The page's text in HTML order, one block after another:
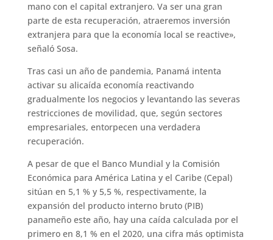
mano con el capital extranjero. Va ser una gran
parte de esta recuperación, atraeremos inversión
extranjera para que la economía local se reactive»,
señaló Sosa.
Tras casi un año de pandemia, Panamá intenta
activar su alicaída economía reactivando
gradualmente los negocios y levantando las severas
restricciones de movilidad, que, según sectores
empresariales, entorpecen una verdadera
recuperación.
A pesar de que el Banco Mundial y la Comisión
Económica para América Latina y el Caribe (Cepal)
sitúan en 5,1 % y 5,5 %, respectivamente, la
expansión del producto interno bruto (PIB)
panameño este año, hay una caída calculada por el
primero en 8,1 % en el 2020, una cifra más optimista